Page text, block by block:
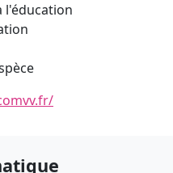
l'éducation